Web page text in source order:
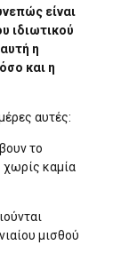
είναι
ιδιωτικού
η
και η
αυτές:
το
καμία
μισθού